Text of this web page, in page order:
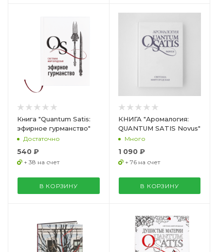
Книга "Quantum Satis:
эфирное гурманство"
Достаточно
540 ₽
+ 38 на счет
В КОРЗИНУ
КНИГА "Аромалогия:
QUANTUM SATIS Novus"
Много
1 090 ₽
+ 76 на счет
В КОРЗИНУ